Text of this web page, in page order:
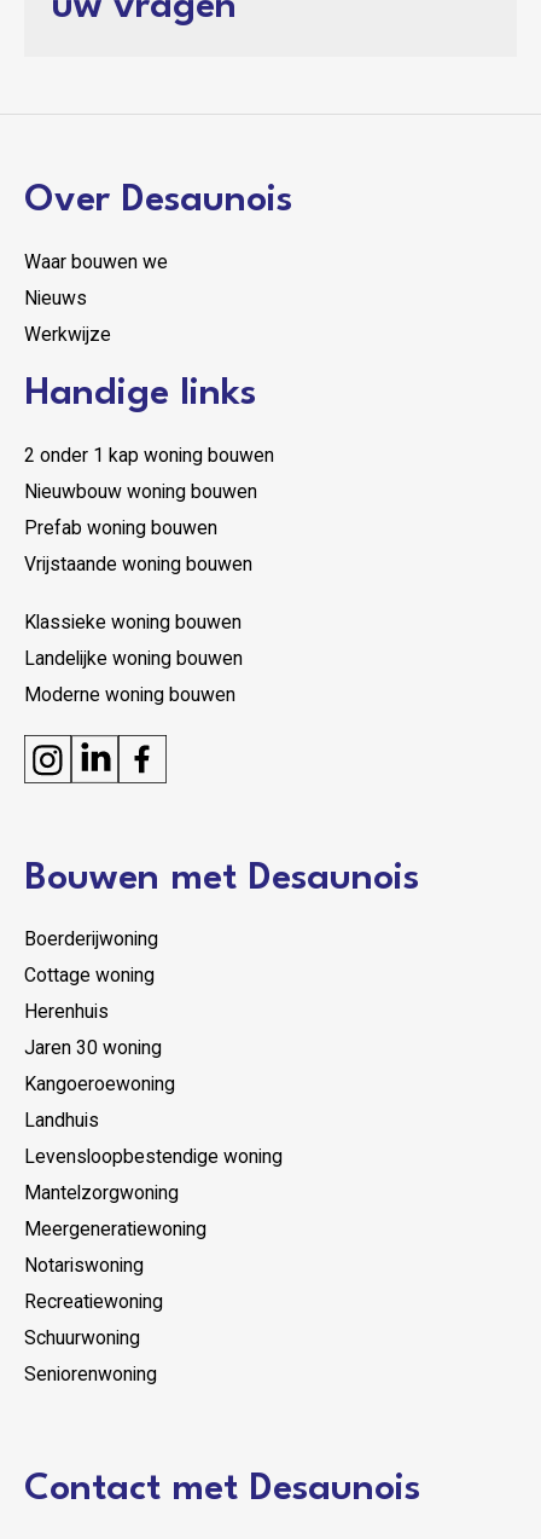
uw vragen
Over Desaunois
Waar bouwen we
Nieuws
Werkwijze
Handige links
2 onder 1 kap woning bouwen
Nieuwbouw woning bouwen
Prefab woning bouwen
Vrijstaande woning bouwen
Klassieke woning bouwen
Landelijke woning bouwen
Moderne woning bouwen
Bouwen met Desaunois
Boerderijwoning
Cottage woning
Herenhuis
Jaren 30 woning
Kangoeroewoning
Landhuis
Levensloopbestendige woning
Mantelzorgwoning
Meergeneratiewoning
Notariswoning
Recreatiewoning
Schuurwoning
Seniorenwoning
Contact met Desaunois